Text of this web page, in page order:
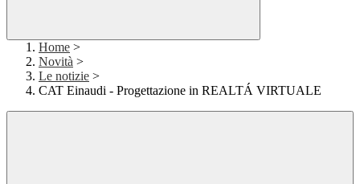
Home >
Novità >
Le notizie >
CAT Einaudi - Progettazione in REALTÁ VIRTUALE